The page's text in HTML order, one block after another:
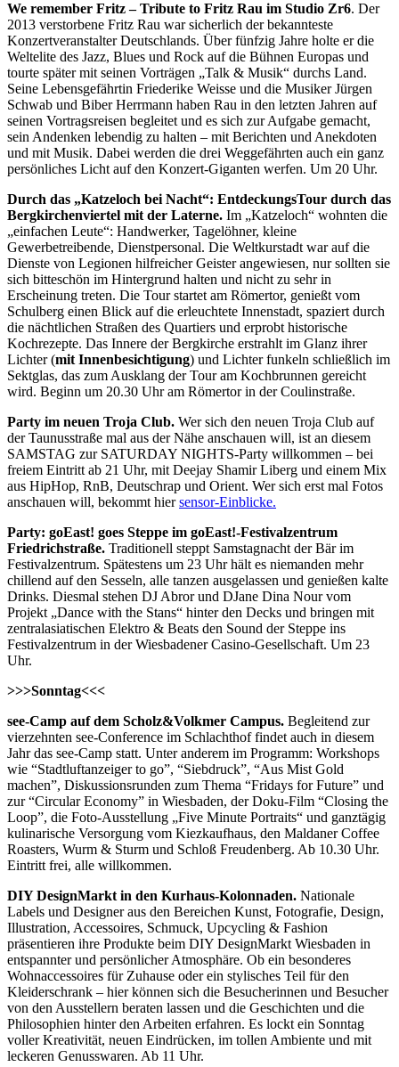
We remember Fritz – Tribute to Fritz Rau im Studio Zr6. Der
2013 verstorbene Fritz Rau war sicherlich der bekannteste
Konzertveranstalter Deutschlands. Über fünfzig Jahre holte er die
Weltelite des Jazz, Blues und Rock auf die Bühnen Europas und
tourte später mit seinen Vorträgen „Talk & Musik“ durchs Land.
Seine Lebensgefährtin Friederike Weisse und die Musiker Jürgen
Schwab und Biber Herrmann haben Rau in den letzten Jahren auf
seinen Vortragsreisen begleitet und es sich zur Aufgabe gemacht,
sein Andenken lebendig zu halten – mit Berichten und Anekdoten
und mit Musik. Dabei werden die drei Weggefährten auch ein ganz
persönliches Licht auf den Konzert-Giganten werfen. Um 20 Uhr.
Durch das „Katzeloch bei Nacht“: EntdeckungsTour durch das
Bergkirchenviertel mit der Laterne. Im „Katzeloch“ wohnten die
„einfachen Leute“: Handwerker, Tagelöhner, kleine
Gewerbetreibende, Dienstpersonal. Die Weltkurstadt war auf die
Dienste von Legionen hilfreicher Geister angewiesen, nur sollten sie
sich bitteschön im Hintergrund halten und nicht zu sehr in
Erscheinung treten. Die Tour startet am Römertor, genießt vom
Schulberg einen Blick auf die erleuchtete Innenstadt, spaziert durch
die nächtlichen Straßen des Quartiers und erprobt historische
Kochrezepte. Das Innere der Bergkirche erstrahlt im Glanz ihrer
Lichter (mit Innenbesichtigung) und Lichter funkeln schließlich im
Sektglas, das zum Ausklang der Tour am Kochbrunnen gereicht
wird. Beginn um 20.30 Uhr am Römertor in der Coulinstraße.
Party im neuen Troja Club. Wer sich den neuen Troja Club auf
der Taunusstraße mal aus der Nähe anschauen will, ist an diesem
SAMSTAG zur SATURDAY NIGHTS-Party willkommen – bei
freiem Eintritt ab 21 Uhr, mit Deejay Shamir Liberg und einem Mix
aus HipHop, RnB, Deutschrap und Orient. Wer sich erst mal Fotos
anschauen will, bekommt hiersensor-Einblicke.
Party: goEast! goes Steppe im goEast!-Festivalzentrum
Friedrichstraße. Traditionell steppt Samstagnacht der Bär im
Festivalzentrum. Spätestens um 23 Uhr hält es niemanden mehr
chillend auf den Sesseln, alle tanzen ausgelassen und genießen kalte
Drinks. Diesmal stehen DJ Abror und DJane Dina Nour vom
Projekt „Dance with the Stans“ hinter den Decks und bringen mit
zentralasiatischen Elektro & Beats den Sound der Steppe ins
Festivalzentrum in der Wiesbadener Casino-Gesellschaft. Um 23
Uhr.
>>>Sonntag<<<
see-Camp auf dem Scholz&Volkmer Campus. Begleitend zur
vierzehnten see-Conference im Schlachthof findet auch in diesem
Jahr das see-Camp statt. Unter anderem im Programm: Workshops
wie “Stadtluftanzeiger to go”, “Siebdruck”, “Aus Mist Gold
machen”, Diskussionsrunden zum Thema “Fridays for Future” und
zur “Circular Economy” in Wiesbaden, der Doku-Film “Closing the
Loop”, die Foto-Ausstellung „Five Minute Portraits“ und ganztägig
kulinarische Versorgung vom Kiezkaufhaus, den Maldaner Coffee
Roasters, Wurm & Sturm und Schloß Freudenberg. Ab 10.30 Uhr.
Eintritt frei, alle willkommen.
DIY DesignMarkt in den Kurhaus-Kolonnaden. Nationale
Labels und Designer aus den Bereichen Kunst, Fotografie, Design,
Illustration, Accessoires, Schmuck, Upcycling & Fashion
präsentieren ihre Produkte beim DIY DesignMarkt Wiesbaden in
entspannter und persönlicher Atmosphäre. Ob ein besonderes
Wohnaccessoires für Zuhause oder ein stylisches Teil für den
Kleiderschrank – hier können sich die Besucherinnen und Besucher
von den Ausstellern beraten lassen und die Geschichten und die
Philosophien hinter den Arbeiten erfahren. Es lockt ein Sonntag
voller Kreativität, neuen Eindrücken, im tollen Ambiente und mit
leckeren Genusswaren. Ab 11 Uhr.